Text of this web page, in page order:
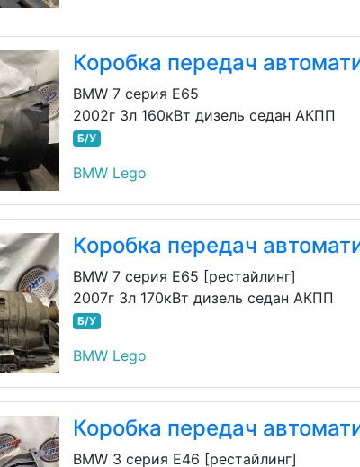
Коробка передач
BMW 7 серия E65
2002г 3л 160кВт дизель седан АКПП
Б/У
BMW Lego
Коробка передач
BMW 7 серия E65 [рестайлинг]
2007г 3л 170кВт дизель седан АКПП
Б/У
BMW Lego
Коробка передач
BMW 3 серия E46 [рестайлинг]